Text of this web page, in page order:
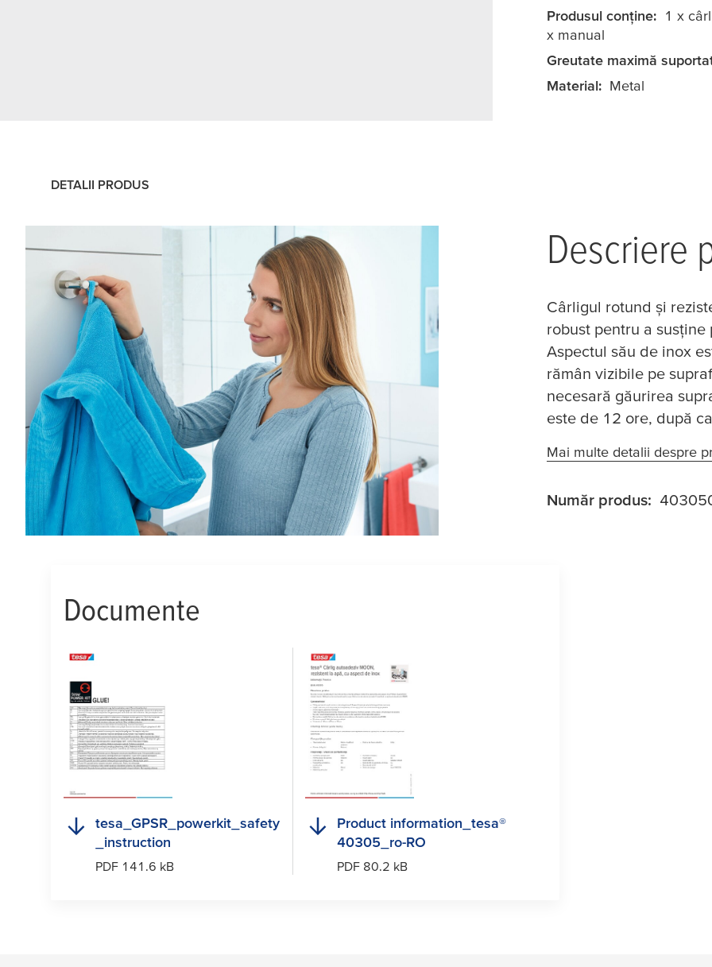
Produsul conține: 1 x
x manual
Greutate maximă
Material: Metal
DETALII PRODUS
Descriere
Cârligul rotund și
robust pentru a
Aspectul său de inox
rămân vizibile pe
necesară găurirea
este de 12 ore, după
Mai multe detalii despre
Număr produs:
Documente
tesa _GPSR_powerkit_safety
_instruction
PDF 141.6 kB
Product information_ tesa®
40305_ro-RO
PDF 80.2 kB